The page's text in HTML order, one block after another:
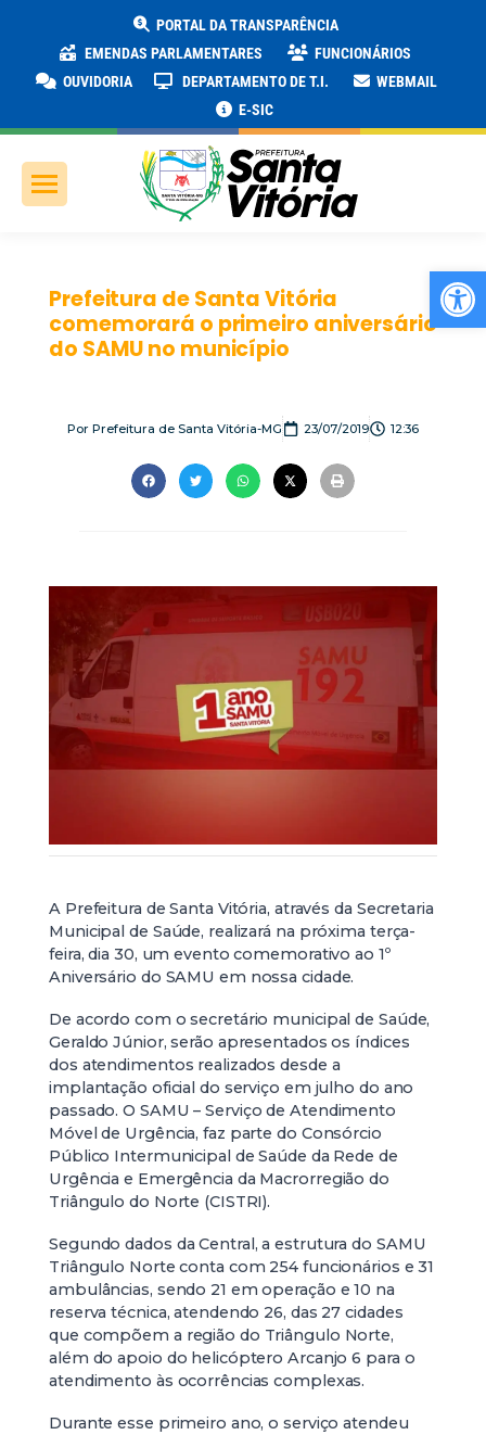
PORTAL DA TRANSPARÊNCIA
EMENDAS PARLAMENTARES
FUNCIONÁRIOS
OUVIDORIA
DEPARTAMENTO DE T.I.
WEBMAIL
E-SIC
Prefeitura de Santa Vitória
comemorará o primeiro aniversário
do SAMU no município
Por Prefeitura de Santa Vitória-MG 23/07/2019 12:36
A Prefeitura de Santa Vitória, através da Secretaria
Municipal de Saúde, realizará na próxima terça-
feira, dia 30, um evento comemorativo ao 1º
Aniversário do SAMU em nossa cidade.
De acordo com o secretário municipal de Saúde,
Geraldo Júnior, serão apresentados os índices
dos atendimentos realizados desde a
implantação oficial do serviço em julho do ano
passado. O SAMU – Serviço de Atendimento
Móvel de Urgência, faz parte do Consórcio
Público Intermunicipal de Saúde da Rede de
Urgência e Emergência da Macrorregião do
Triângulo do Norte (CISTRI).
Segundo dados da Central, a estrutura do SAMU
Triângulo Norte conta com 254 funcionários e 31
ambulâncias, sendo 21 em operação e 10 na
reserva técnica, atendendo 26, das 27 cidades
que compõem a região do Triângulo Norte,
além do apoio do helicóptero Arcanjo 6 para o
atendimento às ocorrências complexas.
Durante esse primeiro ano, o serviço atendeu